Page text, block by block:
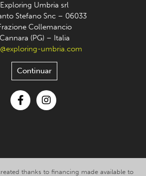
Exploring Umbria srl
Stefano Snc – 06033
Collemancio
Cannara (PG) – Italia
umbria.com
Continuar
thanks to financing made available to